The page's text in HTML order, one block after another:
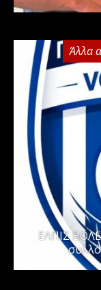
Άλλα
ΕΛΠΙΣ